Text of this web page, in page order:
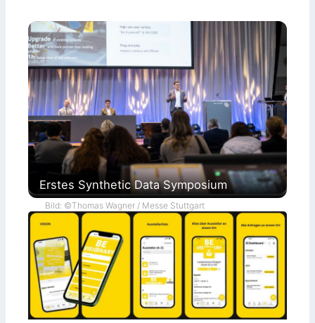
Erstes Synthetic Data Symposium
Bild: ©Thomas Wagner / Messe Stuttgart